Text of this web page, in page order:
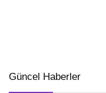
Güncel Haberler